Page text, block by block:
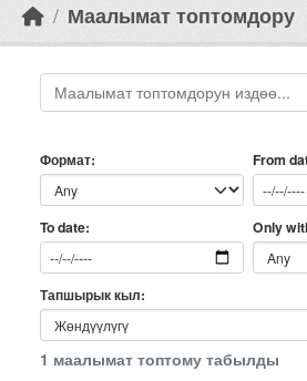
Маалымат топтомдору
Формат From
To date Only
Тапшырык кыл
1 маалымат топтому табылды